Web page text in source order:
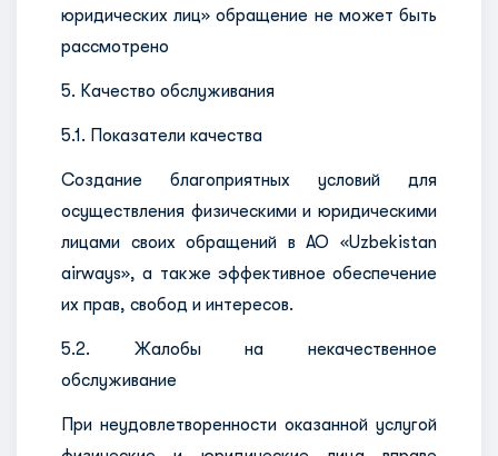
юридических лиц» обращение не может быть
рассмотрено
5. Качество обслуживания
5.1. Показатели качества
Создание благоприятных условий для
осуществления физическими и юридическими
лицами своих обращений в АО «Uzbekistan
airways», а также эффективное обеспечение
их прав, свобод и интересов.
5.2. Жалобы на некачественное
обслуживание
При неудовлетворенности оказанной услугой